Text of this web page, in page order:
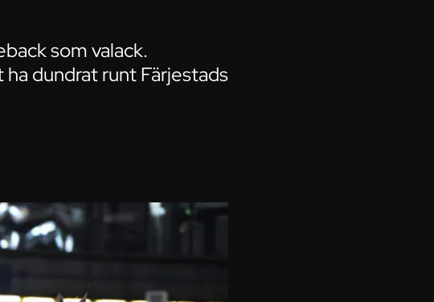
som valack.
dundrat runt Färjestads